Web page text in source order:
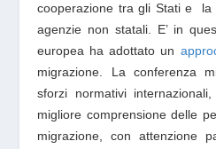
cooperazione tra gli Stati e la
agenzie non statali. E’ in
europea ha adottato un
migrazione. La conferenza
sforzi normativi
migliore comprensione delle
migrazione, con attenzione